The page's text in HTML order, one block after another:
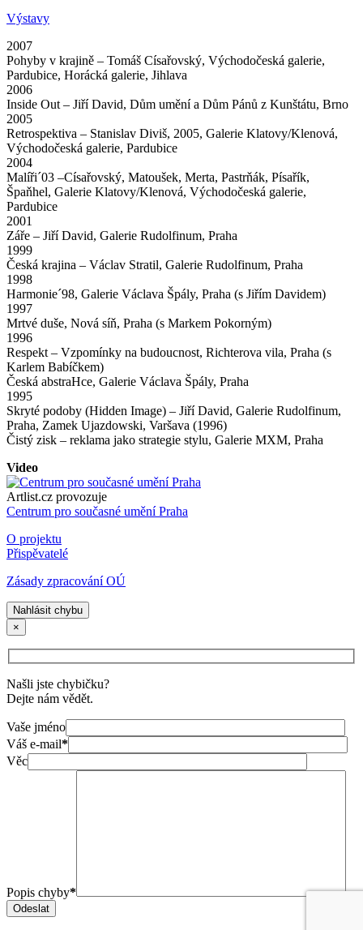
Výstavy
2007
Pohyby v krajině – Tomáš Císařovský, Východočeská galerie,
Pardubice, Horácká galerie, Jihlava
2006
Inside Out – Jiří David, Dům umění a Dům Pánů z Kunštátu, Brno
2005
Retrospektiva – Stanislav Diviš, 2005, Galerie Klatovy/Klenová,
Východočeská galerie, Pardubice
2004
Malíři´03 –Císařovský, Matoušek, Merta, Pastrňák, Písařík,
Špaňhel, Galerie Klatovy/Klenová, Východočeská galerie,
Pardubice
2001
Záře – Jiří David, Galerie Rudolfinum, Praha
1999
Česká krajina – Václav Stratil, Galerie Rudolfinum, Praha
1998
Harmonie´98, Galerie Václava Špály, Praha (s Jiřím Davidem)
1997
Mrtvé duše, Nová síň, Praha (s Markem Pokorným)
1996
Respekt – Vzpomínky na budoucnost, Richterova vila, Praha (s
Karlem Babíčkem)
Česká abstraHce, Galerie Václava Špály, Praha
1995
Skryté podoby (Hidden Image) – Jiří David, Galerie Rudolfinum,
Praha, Zamek Ujazdowski, Varšava (1996)
Čistý zisk – reklama jako strategie stylu, Galerie MXM, Praha
Video
Artlist.cz provozuje
Centrum pro současné umění Praha
O projektu
Přispěvatelé
Zásady zpracování OÚ
Nahlásit chybu
×
Našli jste chybičku?
Dejte nám vědět.
Vaše jméno
Váš e-mail*
Věc
Popis chyby*